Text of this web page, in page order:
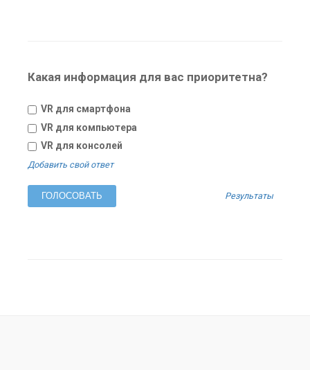
Какая информация для вас приоритетна?
VR для смартфона
VR для компьютера
VR для консолей
Добавить свой ответ
Результаты